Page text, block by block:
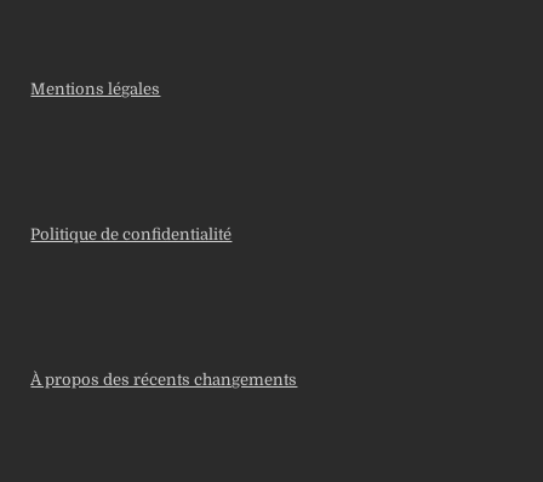
Mentions légales
Politique de confidentialité
À propos des récents changements